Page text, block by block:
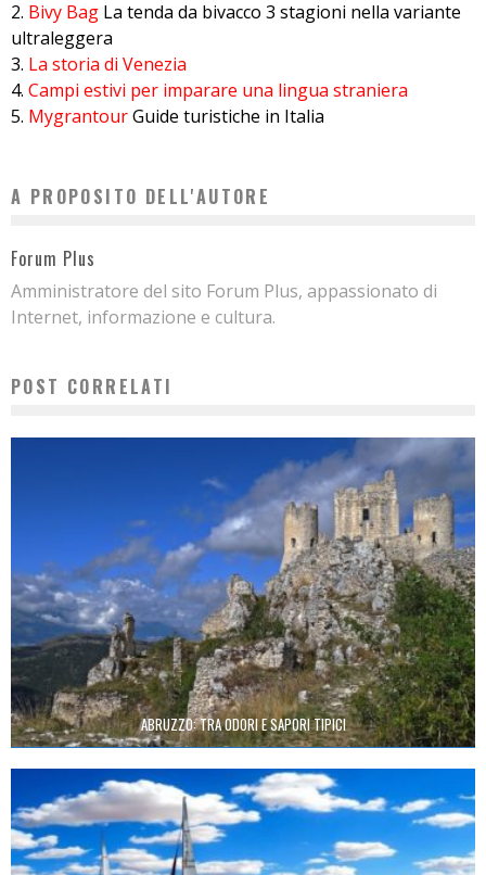
Bivy Bag La tenda da bivacco 3 stagioni nella variante
ultraleggera
La storia di Venezia
Campi estivi per imparare una lingua straniera
MygrantourGuide turistiche in Italia
A PROPOSITO DELL'AUTORE
Forum Plus
Amministratore del sito Forum Plus, appassionato di
Internet, informazione e cultura.
POST CORRELATI
ABRUZZO: TRA ODORI E SAPORI TIPICI